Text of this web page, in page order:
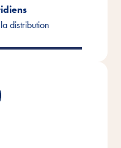
distribution